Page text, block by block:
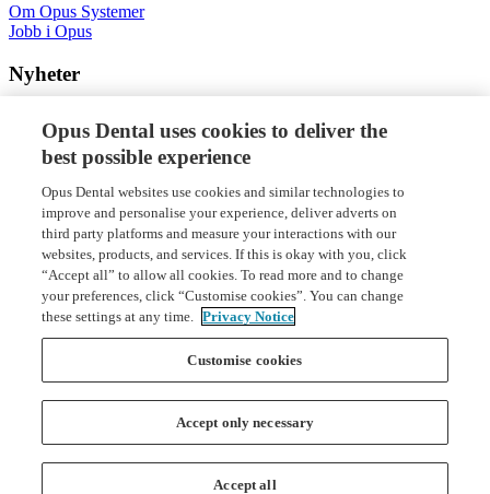
Om Opus Systemer
Jobb i Opus
Nyheter
Opus Systemer AS
+47 66 77 60 40
Nye Vakåsvei 64, 1395 Hvalstad
Org. nr: 971 058 676
Forsiden
Varslingskanal
Opus Dental uses cookies to deliver the
best possible experience
Opus Dental websites use cookies and similar technologies to
improve and personalise your experience, deliver adverts on
third party platforms and measure your interactions with our
websites, products, and services. If this is okay with you, click
“Accept all” to allow all cookies. To read more and to change
your preferences, click “Customise cookies”. You can change
these settings at any time. Privacy Notice
Customise cookies
Accept only necessary
Accept all